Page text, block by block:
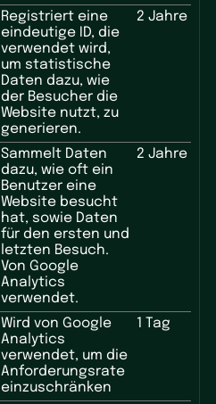
Registriert eine
eindeutige ID, die
verwendet wird,
um statistische
Daten dazu, wie
der Besucher die
Website nutzt, zu
generieren.
2 Jahre
Sammelt Daten
dazu, wie oft ein
Benutzer eine
Website besucht
hat, sowie Daten
für den ersten und
letzten Besuch.
Von Google
Analytics
verwendet.
2 Jahre
Wird von Google
Analytics
verwendet, um die
Anforderungsrate
einzuschränken
1 Tag